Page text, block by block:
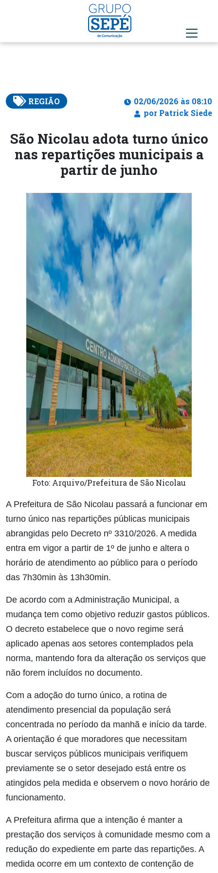
REGIÃO
02/06/2026 às 08:10
por Patrick Siede
São Nicolau adota turno único
nas repartições municipais a
partir de junho
Foto: Arquivo/Prefeitura de São Nicolau
A Prefeitura de São Nicolau passará a funcionar em
turno único nas repartições públicas municipais
abrangidas pelo Decreto nº 3310/2026. A medida
entra em vigor a partir de 1º de junho e altera o
horário de atendimento ao público para o período
das 7h30min às 13h30min.
De acordo com a Administração Municipal, a
mudança tem como objetivo reduzir gastos públicos.
O decreto estabelece que o novo regime será
aplicado apenas aos setores contemplados pela
norma, mantendo fora da alteração os serviços que
não forem incluídos no documento.
Com a adoção do turno único, a rotina de
atendimento presencial da população será
concentrada no período da manhã e início da tarde.
A orientação é que moradores que necessitam
buscar serviços públicos municipais verifiquem
previamente se o setor desejado está entre os
atingidos pela medida e observem o novo horário de
funcionamento.
A Prefeitura afirma que a intenção é manter a
prestação dos serviços à comunidade mesmo com a
redução do expediente em parte das repartições. A
medida ocorre em um contexto de contenção de